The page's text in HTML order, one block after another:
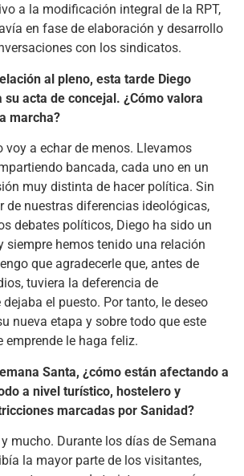
a la modificación integral de la RPT,
en fase de elaboración y desarrollo
con los sindicatos.
al pleno, esta tarde Diego
su acta de concejal. ¿Cómo valora
marcha?
voy a echar de menos. Llevamos
bancada, cada uno en un
muy distinta de hacer política. Sin
de nuestras diferencias ideológicas,
debates políticos, Diego ha sido un
siempre hemos tenido una relación
que agradecerle que, antes de
tuviera la deferencia de
el puesto. Por tanto, le deseo
nueva etapa y sobre todo que este
emprende le haga feliz.
Santa, ¿cómo están afectando a
a nivel turístico, hostelero y
marcadas por Sanidad?
mucho. Durante los días de Semana
la mayor parte de los visitantes,